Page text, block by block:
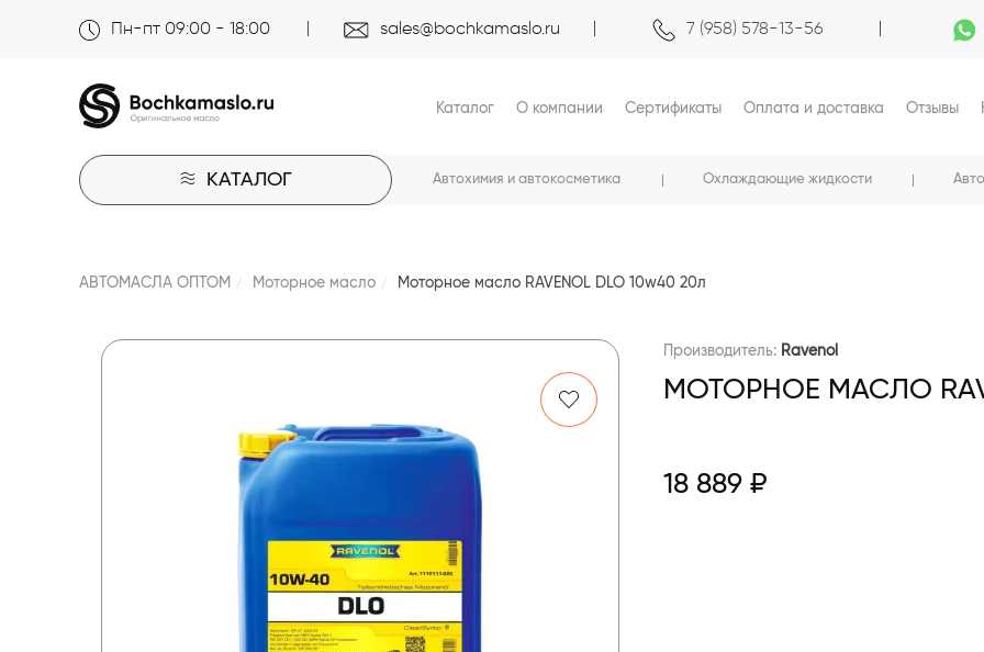
Пн-пт 09:00 - 18:00 sales@bochkamaslo.ru 7 (958) 578-13-56
Каталог О компании Сертификаты Оплата и доставка Отзывы
КАТАЛОГ Автохимия и автокосметика Охлаждающие жидкости
АВТОМАСЛА ОПТОМ Моторное масло Моторное масло RAVENOL DLO 10w40 20л
Производитель: Ravenol
МОТОРНОЕ МАСЛО
18 889 ₽